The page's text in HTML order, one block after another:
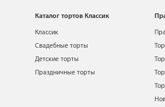
Каталог тортов Классик
Классик
Свадебные торты
Детские торты
Праздничные торты